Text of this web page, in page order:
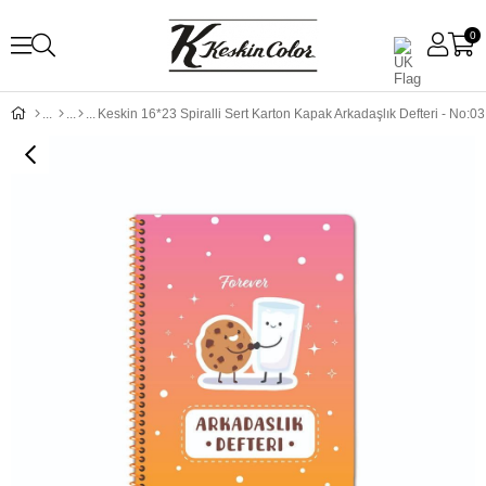
0
Keskin 16*23 Spiralli Sert Karton Kapak Arkadaşlık Defteri - No:03